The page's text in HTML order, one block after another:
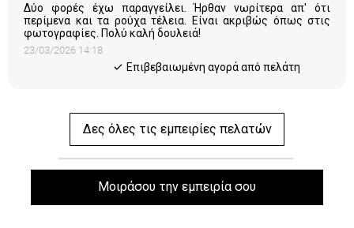
Δύο φορές έχω παραγγείλει. Ήρθαν νωρίτερα απ' ότι
περίμενα και τα ρούχα τέλεια. Είναι ακριβώς όπως στις
φωτογραφίες. Πολύ καλή δουλειά!
23/03/2026 14:18
Eπιβεβαιωμένη αγορά από πελάτη
Δες όλες τις εμπειρίες πελατών
Μοιράσου την εμπειρία σου